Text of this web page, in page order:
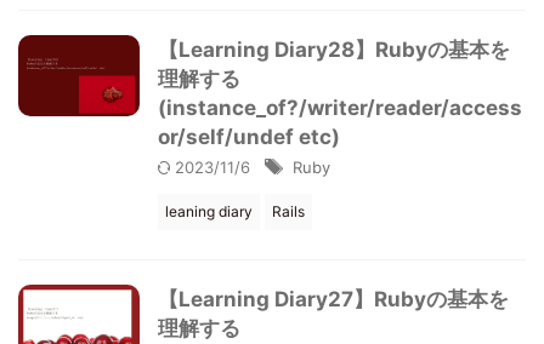
【Learning Diary28】Rubyの基本を
理解する
(instance_of?/writer/reader/access
or/self/undef etc)
2023/11/6 Ruby
leaning diary Rails
【Learning Diary27】Rubyの基本を
理解する